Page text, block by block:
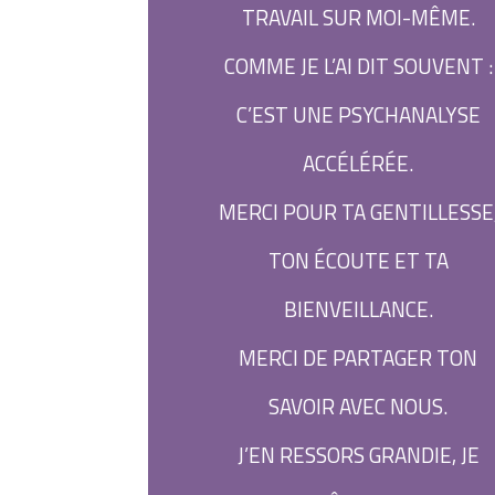
TRAVAIL SUR MOI-MÊME.
COMME JE L’AI DIT SOUVENT :
C’EST UNE PSYCHANALYSE
ACCÉLÉRÉE.
MERCI POUR TA
TON ÉCOUTE ET TA
BIENVEILLANCE.
MERCI DE PARTAGER TON
SAVOIR AVEC NOUS.
J’EN RESSORS GRANDIE, JE